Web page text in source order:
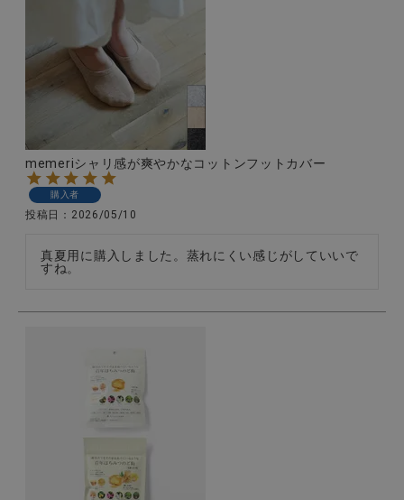
memeriシャリ感が爽やかなコットンフットカバー
購入者
投稿日 2026/05/10
真夏用に購入しました。蒸れにくい感じがしていいで
すね。